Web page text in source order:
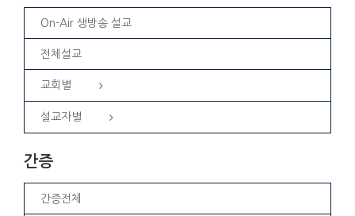
On-Air 생방송 설교
전체설교
교회별
설교자별
간증
간증전체